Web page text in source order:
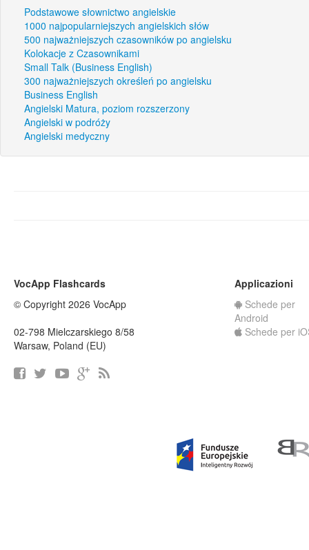
Podstawowe słownictwo angielskie
1000 najpopularniejszych angielskich słów
500 najważniejszych czasowników po angielsku
Kolokacje z Czasownikami
Small Talk (Business English)
300 najważniejszych określeń po angielsku
Business English
Angielski Matura, poziom rozszerzony
Angielski w podróży
Angielski medyczny
VocApp Flashcards
© Copyright 2026 VocApp
02-798 Mielczarskiego 8/58
Warsaw, Poland (EU)
Applicazioni
Schede per
Android
Schede per